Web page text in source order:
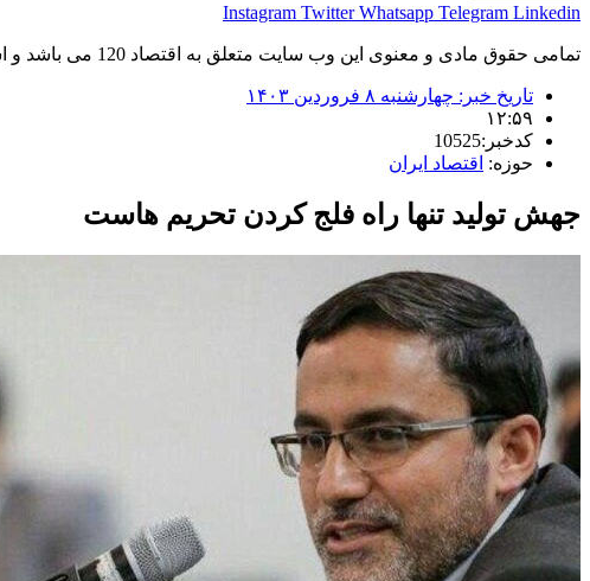
Instagram Twitter Whatsapp Telegram Linkedin
تمامی حقوق مادی و معنوی این وب سایت متعلق به اقتصاد 120 می باشد و استفاده غیر قانونی از آن پیگرد قانونی دارد.
تاریخ خبر: چهارشنبه ۸ فروردین ۱۴۰۳
۱۲:۵۹
کدخبر:10525
حوزه: اقتصاد ایران
جهش تولید تنها راه فلج کردن تحریم هاست